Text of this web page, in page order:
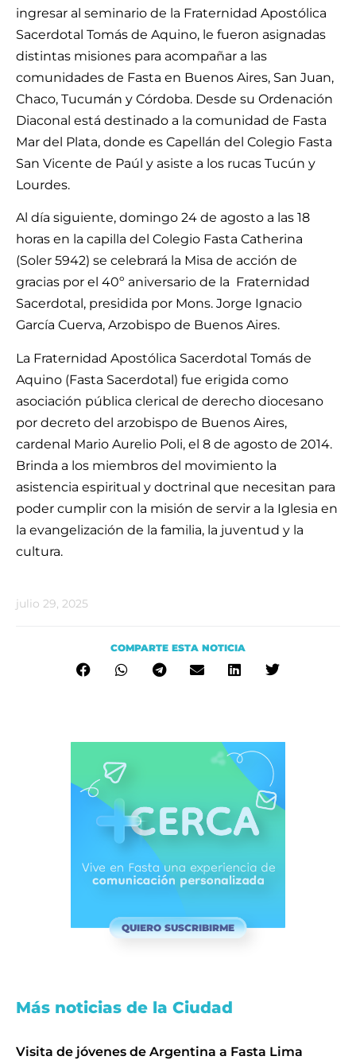
ingresar al seminario de la Fraternidad Apostólica
Sacerdotal Tomás de Aquino, le fueron asignadas
distintas misiones para acompañar a las
comunidades de Fasta en Buenos Aires, San Juan,
Chaco, Tucumán y Córdoba. Desde su Ordenación
Diaconal está destinado a la comunidad de Fasta
Mar del Plata, donde es Capellán del Colegio Fasta
San Vicente de Paúl y asiste a los rucas Tucún y
Lourdes.
Al día siguiente, domingo 24 de agosto a las 18
horas en la capilla del Colegio Fasta Catherina
(Soler 5942) se celebrará la Misa de acción de
gracias por el 40º aniversario de la Fraternidad
Sacerdotal, presidida por Mons. Jorge Ignacio
García Cuerva, Arzobispo de Buenos Aires.
La Fraternidad Apostólica Sacerdotal Tomás de
Aquino (Fasta Sacerdotal) fue erigida como
asociación pública clerical de derecho diocesano
por decreto del arzobispo de Buenos Aires,
cardenal Mario Aurelio Poli, el 8 de agosto de 2014.
Brinda a los miembros del movimiento la
asistencia espiritual y doctrinal que necesitan para
poder cumplir con la misión de servir a la Iglesia en
la evangelización de la familia, la juventud y la
cultura.
julio 29, 2025
COMPARTE ESTA NOTICIA
QUIERO SUSCRIBIRME
Más noticias de la Ciudad
Visita de jóvenes de Argentina a Fasta Lima